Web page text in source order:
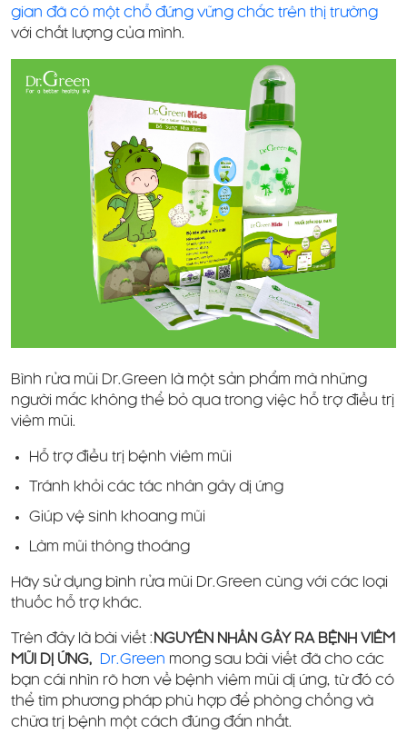
gian đã có một chỗ đứng vững chắc trên thị trường
với chất lượng của mình.
Bình rửa mũi Dr.Green là một sản phẩm mà những
người mắc không thể bỏ qua trong việc hỗ trợ điều trị
viêm mũi.
Hỗ trợ điều trị bệnh viêm mũi
Tránh khỏi các tác nhân gây dị ứng
Giúp vệ sinh khoang mũi
Làm mũi thông thoáng
Hãy sử dụng bình rửa mũi Dr.Green cùng với các loại
thuốc hỗ trợ khác.
Trên đây là bài viết : NGUYÊN NHÂN GÂY RA BỆNH VIÊM
MŨI DỊ ỨNG,
Dr.Green mong sau bài viết đã cho các
bạn cái nhìn rõ hơn về bệnh viêm mũi dị ứng, từ đó có
thể tìm phương pháp phù hợp để phòng chống và
chữa trị bệnh một cách đúng đắn nhất.